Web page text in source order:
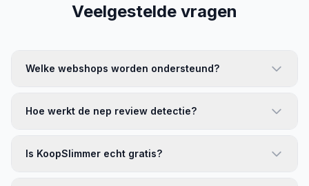
Veelgestelde vragen
Welke webshops worden ondersteund?
Hoe werkt de nep review detectie?
Is KoopSlimmer echt gratis?